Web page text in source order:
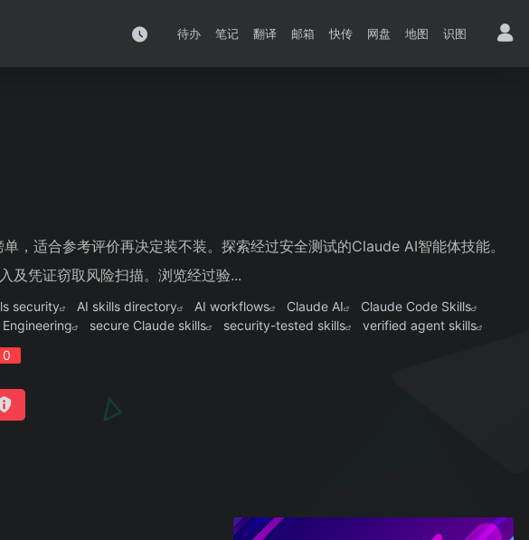
待办 笔记 翻译 邮箱 快传 网盘 地图 识图
，适合参考评价再决定装不装。探索经过安全测试的Claude AI智能体技能。
及凭证窃取风险扫描。浏览经过验...
security AI skills directory AI workflows Claude AI
Claude Code Skills
secure Claude skills security-tested skills
verified agent skills
0